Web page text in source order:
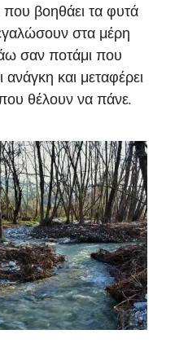
βοηθάει τα φυτά
στα μέρη
σαν ποτάμι που
ανάγκη και μεταφέρει
θέλουν να πάνε.